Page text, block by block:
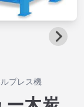
プレス機